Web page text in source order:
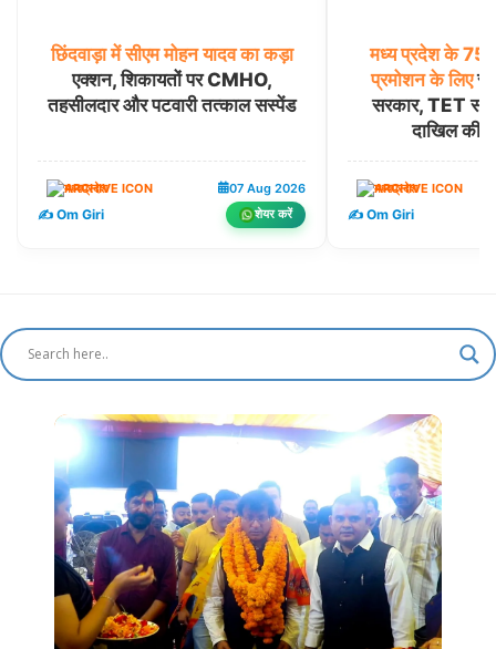
छिंदवाड़ा में सीएम मोहन यादव का कड़ा
एक्शन, शिकायतों पर CMHO,
तहसीलदार और पटवारी तत्काल सस्पेंड
मध्यप्रदेश 07 Aug 2026
✍️ Om Giri शेयर करें
मध्य प्रदेश के 75
प्रमोशन के लिए
सरकार, TET
दाखिल की
मध्यप्रदेश
✍️ Om Giri